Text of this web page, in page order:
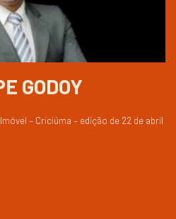
GODOY
– Criciúma – edição de 22 de abril